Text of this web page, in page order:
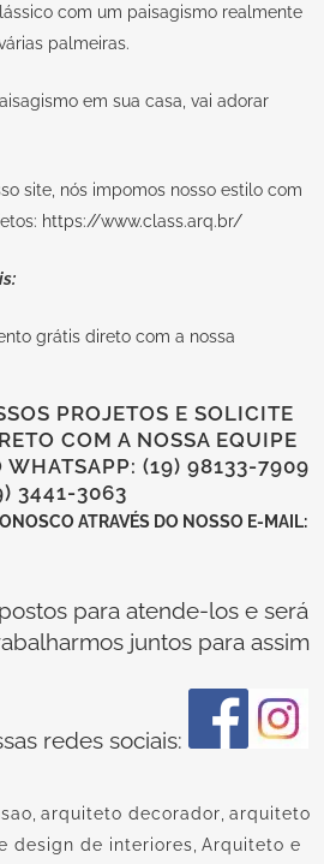
com um paisagismo realmente
palmeiras.
em sua casa, vai adorar
site, nós impomos nosso estilo com
https://www.class.arq.br/
PROJETOS E SOLICITE
COM A NOSSA EQUIPE
WHATSAPP: (19) 98133-7909
3441-3063
ATRAVÉS DO NOSSO E-MAIL:
para atende-los e será
juntos para assim
redes sociais:
arquiteto decorador arquiteto
design de interiores Arquiteto e